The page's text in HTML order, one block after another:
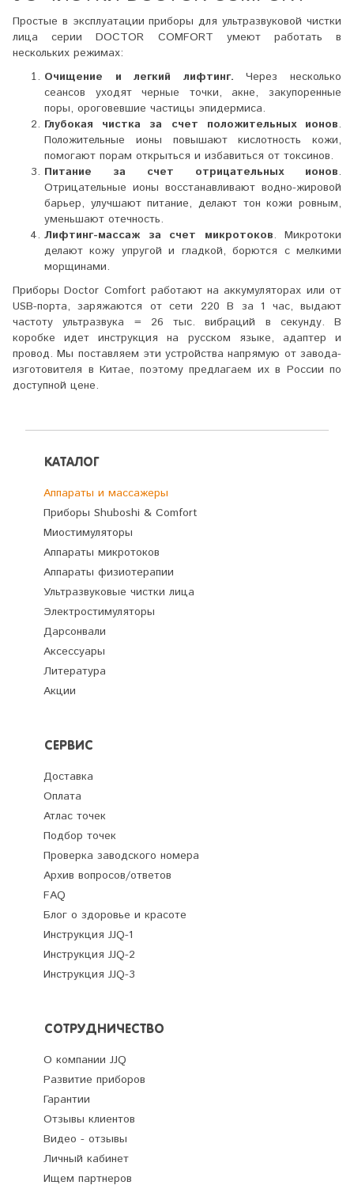
Простые в эксплуатации приборы для ультразвуковой чистки
лица серии DOCTOR COMFORT умеют работать в
нескольких режимах:
Очищение и легкий лифтинг. Через несколько
сеансов уходят черные точки, акне, закупоренные
поры, ороговевшие частицы эпидермиса.
Глубокая чистка за счет положительных ионов.
Положительные ионы повышают кислотность кожи,
помогают порам открыться и избавиться от токсинов.
Питание за счет отрицательных ионов.
Отрицательные ионы восстанавливают водно-жировой
барьер, улучшают питание, делают тон кожи ровным,
уменьшают отечность.
Лифтинг-массаж за счет микротоков. Микротоки
делают кожу упругой и гладкой, борются с мелкими
морщинами.
Приборы Doctor Comfort работают на аккумуляторах или от
USB-порта, заряжаются от сети 220 В за 1 час, выдают
частоту ультразвука = 26 тыс. вибраций в секунду. В
коробке идет инструкция на русском языке, адаптер и
провод. Мы поставляем эти устройства напрямую от завода-
изготовителя в Китае, поэтому предлагаем их в России по
доступной цене.
КАТАЛОГ
Аппараты и массажеры
Приборы Shuboshi & Comfort
Миостимуляторы
Аппараты микротоков
Аппараты физиотерапии
Ультразвуковые чистки лица
Электростимуляторы
Дарсонвали
Аксессуары
Литература
Акции
СЕРВИС
Доставка
Оплата
Атлас точек
Подбор точек
Проверка заводского номера
Архив вопросов/ответов
FAQ
Блог о здоровье и красоте
Инструкция JJQ-1
Инструкция JJQ-2
Инструкция JJQ-3
СОТРУДНИЧЕСТВО
О компании JJQ
Развитие приборов
Гарантии
Отзывы клиентов
Видео - отзывы
Личный кабинет
Ищем партнеров